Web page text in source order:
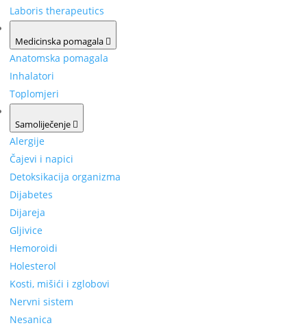
Laboris therapeutics
Medicinska pomagala
Anatomska pomagala
Inhalatori
Toplomjeri
Samoliječenje
Alergije
Čajevi i napici
Detoksikacija organizma
Dijabetes
Dijareja
Gljivice
Hemoroidi
Holesterol
Kosti, mišići i zglobovi
Nervni sistem
Nesanica